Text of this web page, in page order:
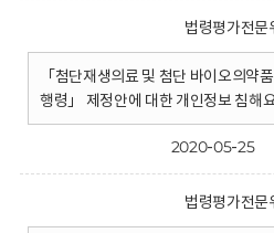
법령평가전문
「첨단재생의료 및 첨단 바이오의약
행령」 제정안에 대한 개인정보 침해
2020-05-25
법령평가전문